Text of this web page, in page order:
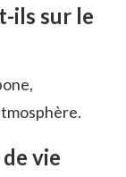
ils sur le
vie